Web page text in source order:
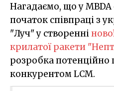
Нагадаємо, що у
початок співпраці з
"Луч" у створенні
крилатої ракети
розробка потенційно
конкурентом LCM.